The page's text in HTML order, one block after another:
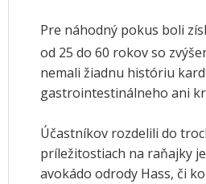
Pre náhodný pokus boli
od 25 do 60 rokov so
nemali žiadnu históriu
gastrointestinálneho ani
Účastníkov rozdelili do
príležitostiach na raňajky
avokádo odrody Hass, či